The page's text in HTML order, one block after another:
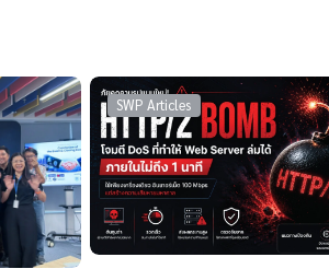
SWP Articles